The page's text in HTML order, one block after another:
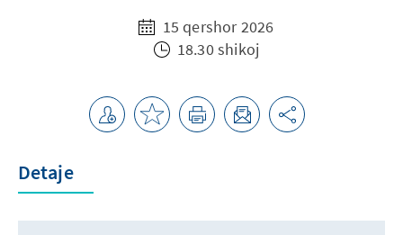
15 qershor 2026
18.30 shikoj
Detaje